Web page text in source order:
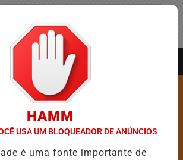
Notícia
HAMM
USA UM BLOQUEADOR DE ANÚNCIOS
é uma fonte importante de